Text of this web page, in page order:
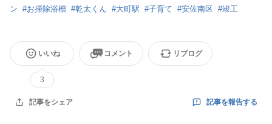
ン #お掃除浴槽 #乾太くん #大町駅 #子育て #安佐南区 #竣工
いいね
3
コメント リブログ
記事をシェア 記事を報告する